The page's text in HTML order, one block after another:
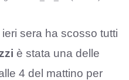
sera ha scosso tutti
è stata una delle
4 del mattino per